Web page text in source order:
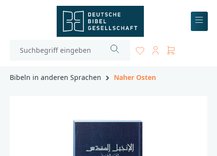
Bibeln in anderen Sprachen Naher Osten